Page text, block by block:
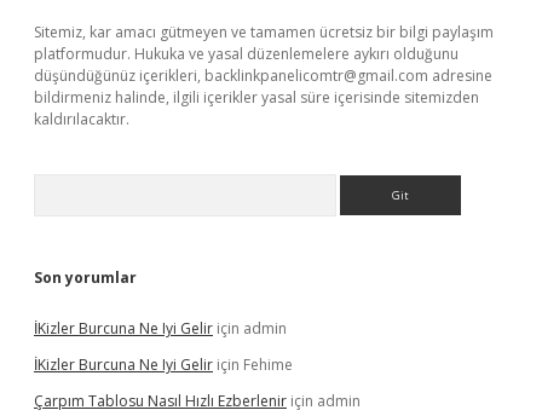
Sitemiz, kar amacı gütmeyen ve tamamen ücretsiz bir bilgi paylaşım
platformudur. Hukuka ve yasal düzenlemelere aykırı olduğunu
düşündüğünüz içerikleri, backlinkpanelicomtr@gmail.com adresine
bildirmeniz halinde, ilgili içerikler yasal süre içerisinde sitemizden
kaldırılacaktır.
Son yorumlar
İKizler Burcuna Ne Iyi Gelir için admin
İKizler Burcuna Ne Iyi Gelir için Fehime
Çarpım Tablosu Nasıl Hızlı Ezberlenir için admin